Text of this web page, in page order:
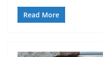
Read More